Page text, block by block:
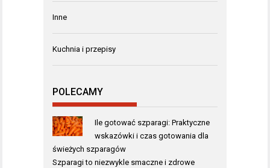
Inne
Kuchnia i przepisy
POLECAMY
Ile gotować szparagi: Praktyczne
wskazówki i czas gotowania dla
świeżych szparagów
Szparagi to niezwykle smaczne i zdrowe